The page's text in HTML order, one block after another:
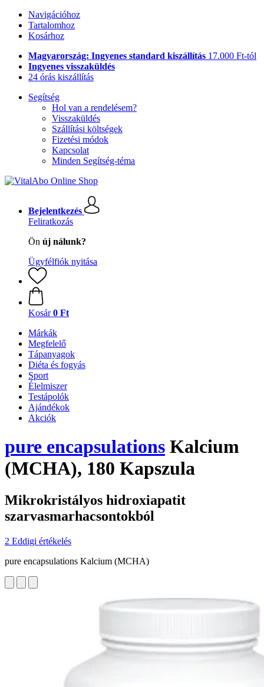
Navigációhoz
Tartalomhoz
Kosárhoz
Magyarország: Ingyenes standard kiszállítás 17.000 Ft-tól
Ingyenes visszaküldés
24 órás kiszállítás
Segítség
Hol van a rendelésem?
Visszaküldés
Szállítási költségek
Fizetési módok
Kapcsolat
Minden Segítség-téma
Bejelentkezés
Feliratkozás
Ön új nálunk?
Ügyfélfiók nyitása
Kosár 0 Ft
Márkák
Megfelelő
Tápanyagok
Diéta és fogyás
Sport
Élelmiszer
Testápolók
Ajándékok
Akciók
pure encapsulations Kalcium
(MCHA), 180 Kapszula
Mikrokristályos hidroxiapatit
szarvasmarhacsontokból
2 Eddigi értékelés
pure encapsulations Kalcium (MCHA)